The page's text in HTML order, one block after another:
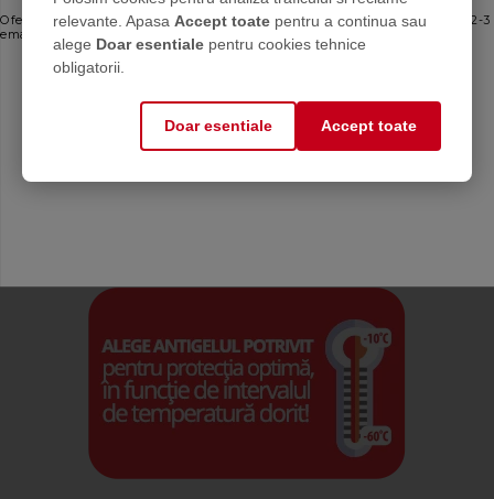
relevante. Apasa Accept toate pentru a continua sau
alege Doar esentiale pentru cookies tehnice
obligatorii.
Doar esentiale Accept toate
Oferte personalizate și sfaturi de întreținere direct de la producător. Maximum 2-3
emailuri pe lună — fără spam.
Mă abonez